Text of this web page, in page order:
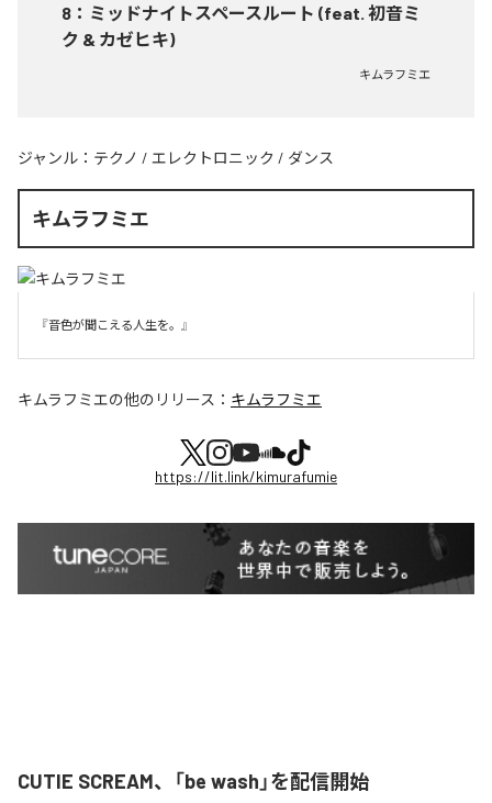
8 ： ミッドナイトスペースルート (feat. 初音ミ
ク & カゼヒキ)
キムラフミエ
ジャンル： テクノ / エレクトロニック / ダンス
キムラフミエ
『音色が聞こえる人生を。』
キムラフミエの他のリリース： キムラフミエ
https://lit.link/kimurafumie
CUTIE SCREAM、「be wash」を配信開始